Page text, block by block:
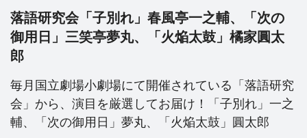
落語研究会「子別れ」春風亭一之輔、「次の
御用日」三笑亭夢丸、「火焔太鼓」橘家圓太
郎
毎月国立劇場小劇場にて開催されている「落語研究
会」から、演目を厳選してお届け！「子別れ」一之
輔、「次の御用日」夢丸、「火焔太鼓」圓太郎